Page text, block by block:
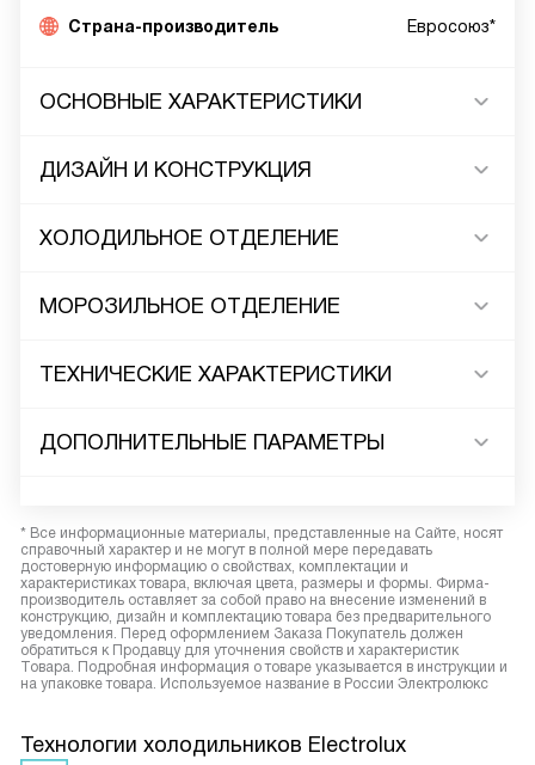
Страна-производитель Евросоюз*
ОСНОВНЫЕ ХАРАКТЕРИСТИКИ
ДИЗАЙН И КОНСТРУКЦИЯ
ХОЛОДИЛЬНОЕ ОТДЕЛЕНИЕ
МОРОЗИЛЬНОЕ ОТДЕЛЕНИЕ
ТЕХНИЧЕСКИЕ ХАРАКТЕРИСТИКИ
ДОПОЛНИТЕЛЬНЫЕ ПАРАМЕТРЫ
* Все информационные материалы, представленные на Сайте, носят
справочный характер и не могут в полной мере передавать
достоверную информацию о свойствах, комплектации и
характеристиках товара, включая цвета, размеры и формы. Фирма-
производитель оставляет за собой право на внесение изменений в
конструкцию, дизайн и комплектацию товара без предварительного
уведомления. Перед оформлением Заказа Покупатель должен
обратиться к Продавцу для уточнения свойств и характеристик
Товара. Подробная информация о товаре указывается в инструкции и
на упаковке товара. Используемое название в России Электролюкс
Технологии холодильников Electrolux